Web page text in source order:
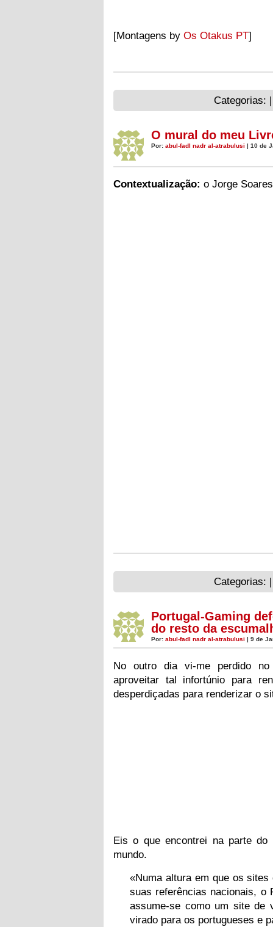
[Montagens by Os Otakus PT]
Categorias:
O mural do meu
Por: abul-fadl nadr al-atrabulusi | 10 de
Contextualização: o Jorge
Categorias:
Portugal-Gaming
do resto da
Por: abul-fadl nadr al-atrabulusi | 9 de
No outro dia vi-me perdido no
aproveitar tal infortúnio para
desperdiçadas para renderizar o
Eis o que encontrei na parte
mundo.
«Numa altura em que os
suas referências nacionais, o
assume-se como um site de
virado para os portugueses e